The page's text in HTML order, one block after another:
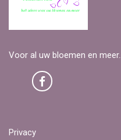
Voor al uw bloemen en
Privacy